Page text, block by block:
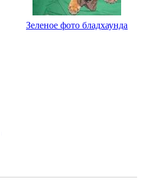
Зеленое фото бладхаунда